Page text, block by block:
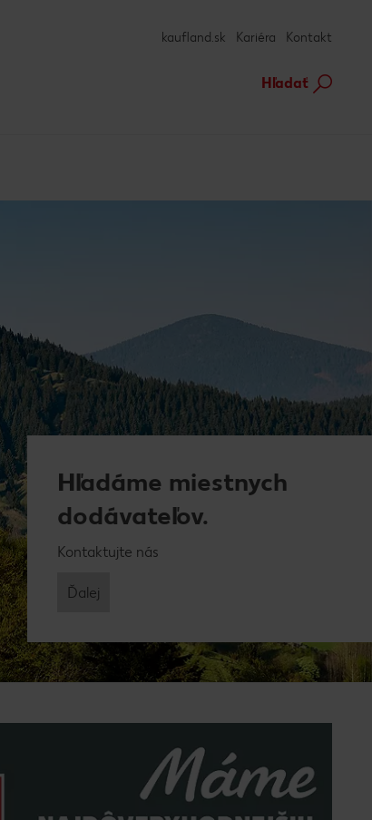
kaufland.sk Kariéra Kontakt
Hľadať
Hľadáme miestnych
dodávateľov.
Kontaktujte nás
Ďalej